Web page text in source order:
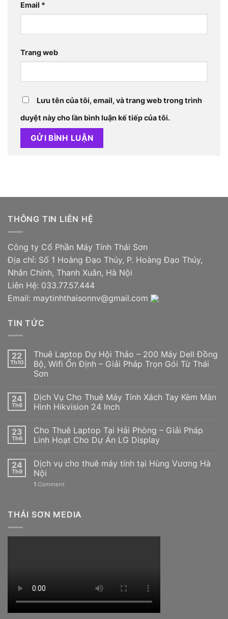
Email *
Trang web
Lưu tên của tôi, email, và trang web trong trình
duyệt này cho lần bình luận kế tiếp của tôi.
THÔNG TIN LIÊN HỆ
Công ty Cổ Phần Máy Tính Thái Sơn
Địa chỉ: Số 1 Hoàng Đạo Thúy, P. Hoàng Đạo Thúy,
Nhân Chính, Thanh Xuân, Hà Nội
Liên Hệ: 033.77.57.444
Email: maytinhthaisonnv@gmail.com
TIN TỨC
22
Th10
Thuê Laptop Dự Hội Thảo – 200 Máy Dell Đồng
Bộ, Wifi Ổn Định – Giải Pháp Trọn Gói Từ Thái
Sơn
24
Th6
Dịch Vụ Cho Thuê Máy Tính Xách Tay Kèm Màn
Hình Hikvision 24 Inch
23
Th6
Cho Thuê Laptop Tại Hải Phòng – Giải Pháp
Linh Hoạt Cho Dự Án LG Display
24
Th9
Dịch vụ cho thuê máy tính tại Hùng Vương Hà
Nội
1 Comment
THÁI SƠN MEDIA